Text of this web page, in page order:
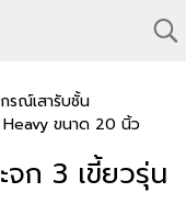
รณ์เสารับชั้น
Heavy ขนาด 20 นิ้ว
จก 3 เขี้ยวรุ่น